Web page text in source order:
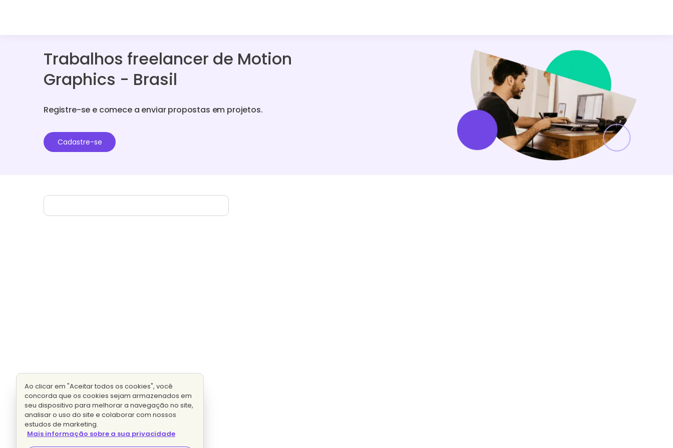
Trabalhos freelancer de Motion
Graphics - Brasil
Registre-se e comece a enviar propostas em projetos.
Cadastre-se
Ao clicar em "Aceitar todos os cookies", você
concorda que os cookies sejam armazenados em
seu dispositivo para melhorar a navegação no site,
analisar o uso do site e colaborar com nossos
estudos de marketing.
Mais informação sobre a sua privacidade